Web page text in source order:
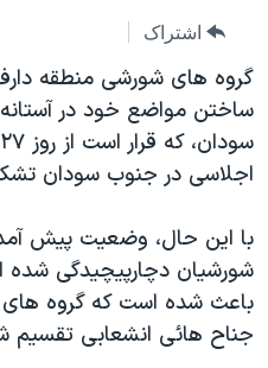
جهش
به
جستجوویژه برنامه‌ها
ویدیوها
فرهنگ و زندگی
حقوق شهروندی
اقتصادی
۲۵۰سالگی آمریکا
بایگانی برنامه‌های تلویزیونی
مستندها
انتخابات ریاست جمهوری آمریکا ۲۰۲۴
حمله جمهوری اسلامی به
فرکانس‌های صدای آمریکا
یادگیری زبان انگلیسی
دنبال کنید
زبانهای مختلف
اشتراک
گروه های شورشی منطقه
ساختن مواضع خود در
اجلاسی در جنوب سودان
با اين حال، وضعيت پيش
شورشيان دچارپيچيدگی
باعث شده است که گروه
جناح هائی انشعابی تقسيم